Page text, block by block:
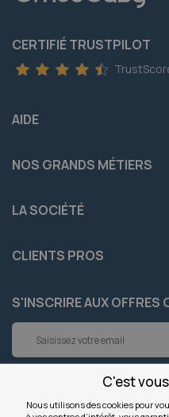
C'est
Nous utilisons des cookies pour
CERTIFIÉ TRUSTPILOT
AIDE
NOS GRANDS MÉTIERS
LA SOCIÉTÉ
CLIENTS PROS
S'INSCRIRE AUX OFFRES
Inscription
notre